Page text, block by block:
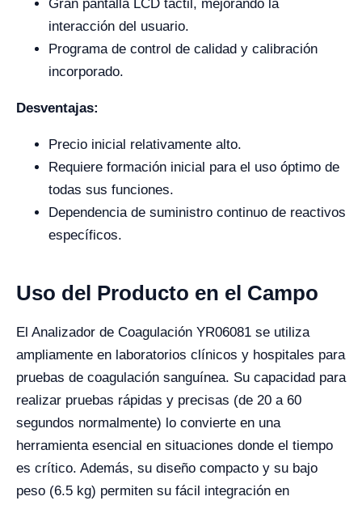
Gran pantalla LCD táctil, mejorando la
interacción del usuario.
Programa de control de calidad y calibración
incorporado.
Desventajas:
Precio inicial relativamente alto.
Requiere formación inicial para el uso óptimo de
todas sus funciones.
Dependencia de suministro continuo de reactivos
específicos.
Uso del Producto en el Campo
El Analizador de Coagulación YR06081 se utiliza
ampliamente en laboratorios clínicos y hospitales para
pruebas de coagulación sanguínea. Su capacidad para
realizar pruebas rápidas y precisas (de 20 a 60
segundos normalmente) lo convierte en una
herramienta esencial en situaciones donde el tiempo
es crítico. Además, su diseño compacto y su bajo
peso (6.5 kg) permiten su fácil integración en